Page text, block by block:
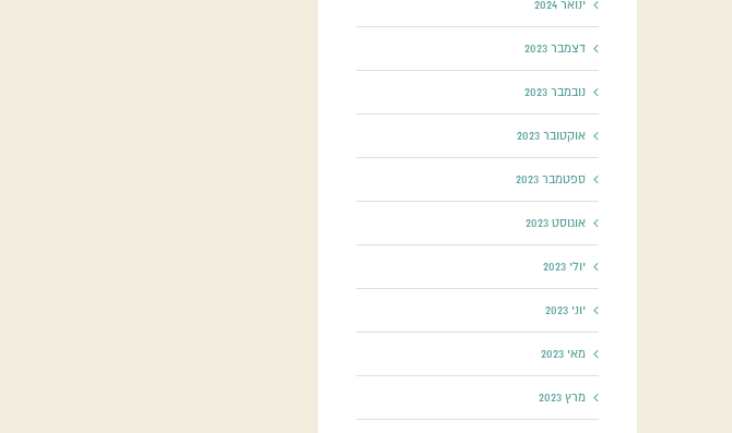
ינואר 2024
דצמבר 2023
נובמבר 2023
אוקטובר 2023
ספטמבר 2023
אוגוסט 2023
יולי 2023
יוני 2023
מאי 2023
מרץ 2023